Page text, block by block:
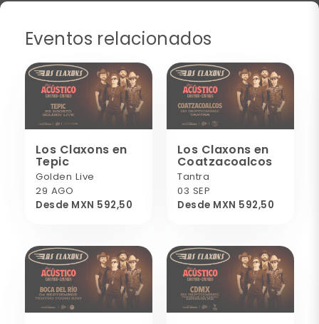
Eventos relacionados
Los Claxons en
Tepic
Golden Live
29 AGO
Desde MXN 592,50
Los Claxons en
Coatzacoalcos
Tantra
03 SEP
Desde MXN 592,50